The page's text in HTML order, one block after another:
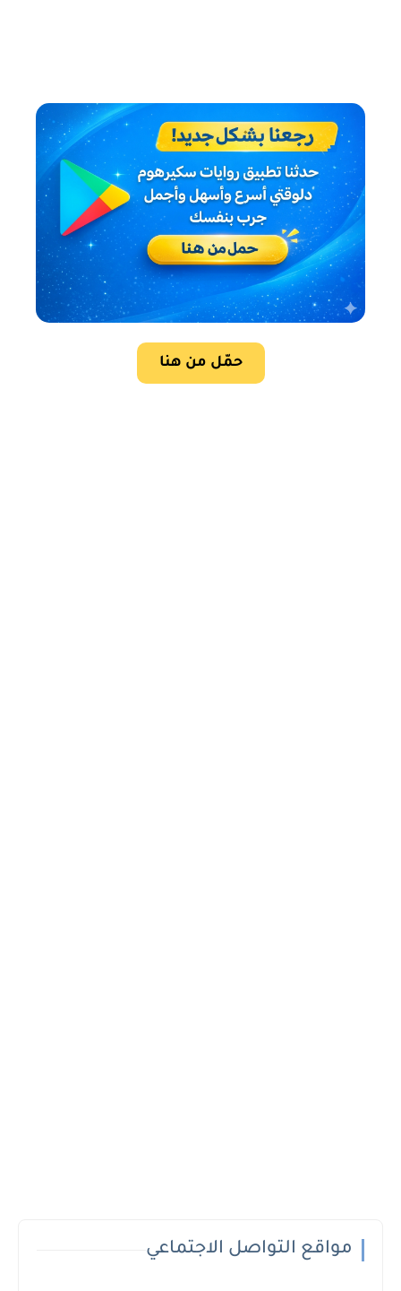
حمّل من هنا
مواقع التواصل الاجتماعي